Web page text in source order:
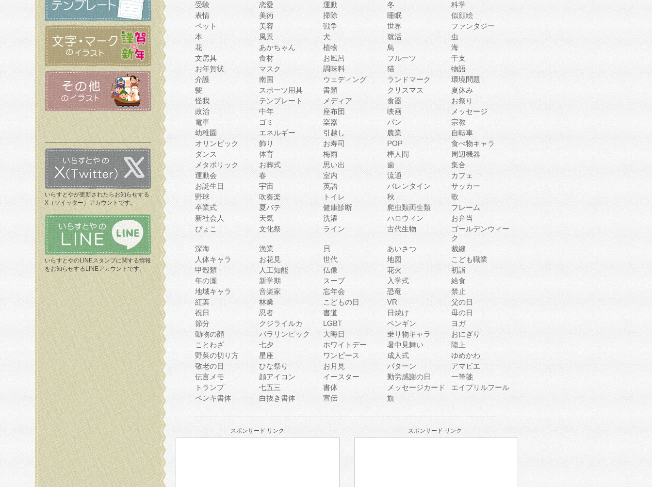
いらすとやが更新されたらお知らせする
X（ツイッター）アカウントです。
いらすとやのLINEスタンプに関する情報
をお知らせするLINEアカウントです。
受験
恋愛 運動 冬
科学
表情
美術 掃除 睡眠
似顔絵
ペット
美容 戦争 世界
ファンタジー
本
風景 犬 就活
虫
花
あかちゃん 植物 鳥
海
文房具
食材 お風呂 フルーツ
干支
お年賀状
マスク 調味料 猫
物語
介護
南国 ウェディング ランドマーク
環境問題
髪
スポーツ用具 書類 クリスマス
夏休み
怪我
テンプレート メディア 食器
お祭り
政治
中年 座布団 映画
メッセージ
電車
ゴミ 楽器 パン
宗教
幼稚園
エネルギー 引越し 農業
自転車
オリンピック
飾り お寿司 POP
食べ物キャラ
ダンス
体育 梅雨 棒人間
周辺機器
メタボリック
お葬式 思い出 歯
集合
運動会
春 室内 流通
カフェ
お誕生日
宇宙 英語 バレンタイン
サッカー
野球
吹奏楽 トイレ 秋
歌
卒業式
夏バテ 健康診断 爬虫類両生類
フレーム
新社会人
天気 洗濯 ハロウィン
お弁当
ぴょこ
文化祭 ライン 古代生物
ゴールデンウィー
ク
深海
漁業 貝 あいさつ
裁縫
人体キャラ
お花見 世代 地図
こども職業
甲殻類
人工知能 仏像 花火
初詣
年の瀬
新学期 スープ 入学式
給食
地域キャラ
音楽家 忘年会 恐竜
禁止
紅葉
林業 こどもの日 VR
父の日
祝日
忍者 書道 日焼け
母の日
節分
クジライルカ LGBT ペンギン
ヨガ
動物の顔
パラリンピック 大晦日 乗り物キャラ
おにぎり
ことわざ
七夕 ホワイトデー 暑中見舞い
陸上
野菜の切り方
星座 ワンピース 成人式
ゆめかわ
敬老の日
ひな祭り お月見 パターン
アマビエ
伝言メモ
顔アイコン イースター 勤労感謝の日
一筆箋
トランプ
七五三 書体 メッセージカード
エイプリルフール
ペンキ書体
白抜き書体 宣伝 旗
スポンサード リンク スポンサード リンク